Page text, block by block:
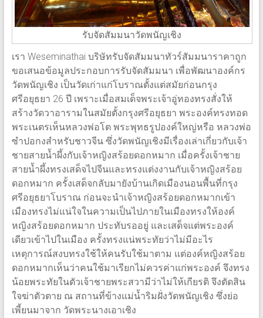
รับจัดสัมมนาวัดพนัญเชิง
เรา Weseminathai บริษัทรับจัดสัมมนาทัวร์สัมมนาราคาถูก
ขอเสนอข้อมูลประกอบการรับจัดสัมมนา เพื่อพัฒนาองค์กร
วัดพนัญเชิง เป็นวัดเก่าแก่โบราณตั้งแต่สมัยก่อนกรุง
ศรีอยุธยา 26 ปี เพราะเมื่อสมเด็จพระเจ้าอู่ทองทรงสั่งให้
สร้างวัดวาอารามในสมัยตั้งกรุงศรีอยุธยา พระองค์ทรงทอด
พระเนตรเห็นหลวงพ่อโต พระพุทธรูปองค์ใหญ่หรือ หลวงพ่อ
ซำปอกงสำหรับชาวจีน ซึ่งวัดพนัญเชิงมีเรื่องเล่าเกี่ยวกับเจ้า
ชายสายน้ำผึ้งกับเจ้าหญิงสร้อยดอกหมาก เมื่อครั้งเจ้าชาย
สายน้ำผึ้งทรงเสด็จไปจีนและทรงแต่งงานกับเจ้าหญิงสร้อย
ดอกหมาก ครั้งเสด็จกลับมายังบ้านเกิดเมืองนอนพื้นที่กรุง
ศรีอยุธยาโบราณ ก่อนจะนำเจ้าหญิงสร้อยดอกหมากเข้า
เมืองทรงไม่แน่ใจในความเป็นไปภายในเมืองทรงให้องค์
หญิงสร้อยดอกหมาก ประทับรออยู่ และเสด็จแต่พระองค์
เดียวเข้าไปในเมือง ครั้งทรงแน่พระทัยว่าไม่มีอะไร
เหตุการณ์สงบทรงใช้ให้คนรับใช้มาตาม แต่องค์หญิงสร้อย
ดอกหมากเห็นว่าคนใช้มาเรียกไม่ควรค่าแก่พระองค์ จึงทรง
น้อยพระทัยในตัวเจ้าชายพระสวามีว่าไม่ให้เกียรติ จึงตัดสิน
ใจฆ่าตัวตาย ณ สถานที่ข้างแม่น้ำริมฝั่งวัดพนัญเชิง ซึ่งย่อ
เพี้ยนมาจาก วัดพระนางเอาเชิง